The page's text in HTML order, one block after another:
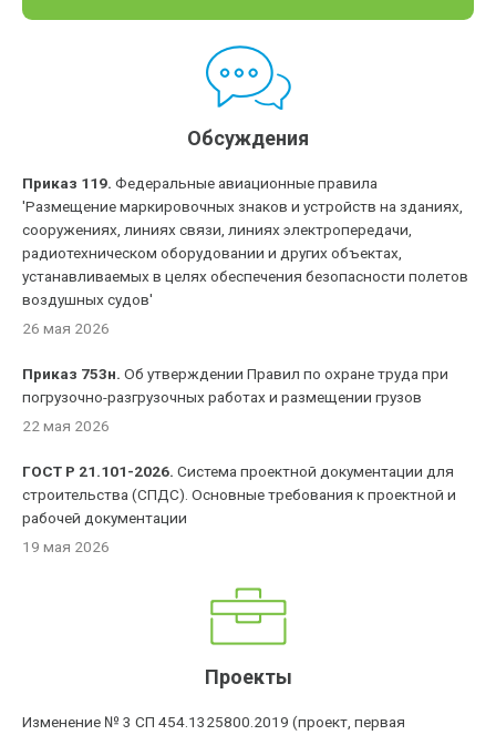
Обсуждения
Приказ 119. Федеральные авиационные правила
'Размещение маркировочных знаков и устройств на зданиях,
сооружениях, линиях связи, линиях электропередачи,
радиотехническом оборудовании и других объектах,
устанавливаемых в целях обеспечения безопасности полетов
воздушных судов'
26 мая 2026
Приказ 753н. Об утверждении Правил по охране труда при
погрузочно-разгрузочных работах и размещении грузов
22 мая 2026
ГОСТ Р 21.101-2026. Система проектной документации для
строительства (СПДС). Основные требования к проектной и
рабочей документации
19 мая 2026
Проекты
Изменение № 3 СП 454.1325800.2019 (проект, первая